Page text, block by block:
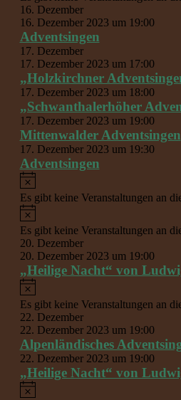
16. Dezember
16. Dezember 2023 um 19:00
Adventsingen
17. Dezember
17. Dezember 2023 um 17:00
„Holzkirchner
17. Dezember 2023 um 18:00
„Schwanthalerhöher
17. Dezember 2023 um 19:00
Mittenwalder Adventsingen
17. Dezember 2023 um 19:30
Adventsingen
Hinweis
Es gibt keine Veranstaltungen an
Hinweis
Es gibt keine Veranstaltungen an
20. Dezember
20. Dezember 2023 um 19:00
„Heilige Nacht“ von
Hinweis
Es gibt keine Veranstaltungen an
22. Dezember
22. Dezember 2023 um 19:00
Alpenländisches
22. Dezember 2023 um 19:00
„Heilige Nacht“ von
Hinweis